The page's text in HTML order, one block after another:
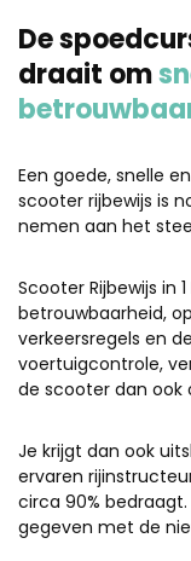
De
draait om
Een goede, snelle
scooter rijbewijs is
nemen aan het
Scooter Rijbewijs in
betrouwbaarheid,
verkeersregels en
voertuigcontrole,
de scooter dan ook
Je krijgt dan ook
ervaren
circa 90%
gegeven met de